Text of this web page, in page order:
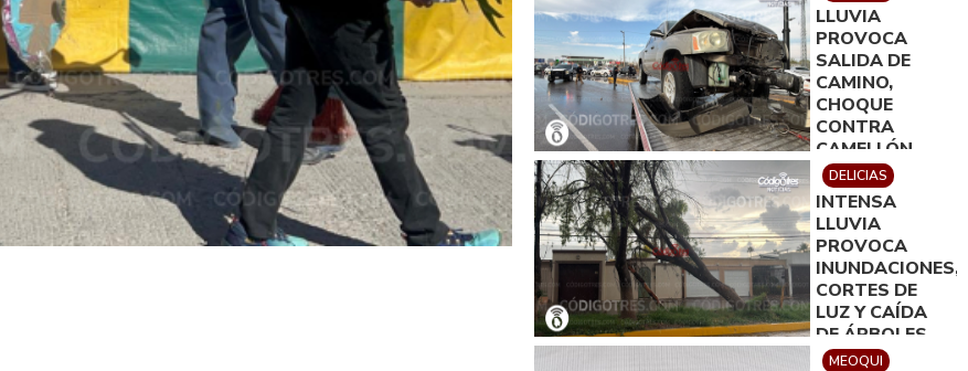
LLUVIA
PROVOCA
SALIDA DE
CAMINO,
CHOQUE
CONTRA
CAMELLÓN,
DERRIBO DE
DOS
ARBOTANTES
Y DAÑOS DE
100 MIL PESOS
DELICIAS
INTENSA
LLUVIA
PROVOCA
INUNDACIONES,
CORTES DE
LUZ Y CAÍDA
DE ÁRBOLES
EN DELICIAS
MEOQUI